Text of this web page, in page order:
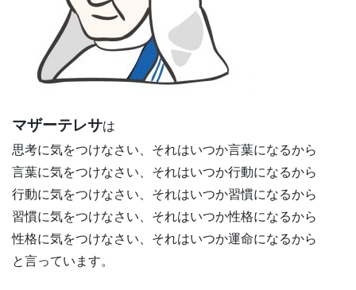
マザーテレサは
思考に気をつけなさい、それはいつか言葉になるから
言葉に気をつけなさい、それはいつか行動になるから
行動に気をつけなさい、それはいつか習慣になるから
習慣に気をつけなさい、それはいつか性格になるから
性格に気をつけなさい、それはいつか運命になるから
と言っています。